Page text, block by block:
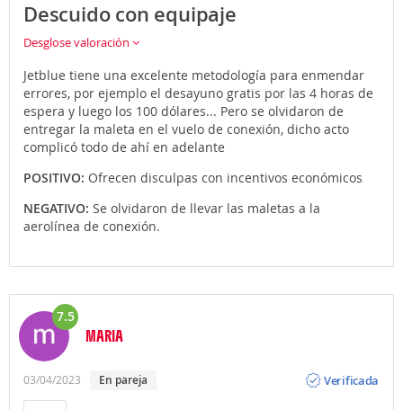
Descuido con equipaje
Desglose valoración
Jetblue tiene una excelente metodología para enmendar
errores, por ejemplo el desayuno gratis por las 4 horas de
espera y luego los 100 dólares... Pero se olvidaron de
entregar la maleta en el vuelo de conexión, dicho acto
complicó todo de ahí en adelante
POSITIVO: Ofrecen disculpas con incentivos económicos
NEGATIVO: Se olvidaron de llevar las maletas a la
aerolínea de conexión.
7.5
MARIA
03/04/2023 En pareja
Verificada